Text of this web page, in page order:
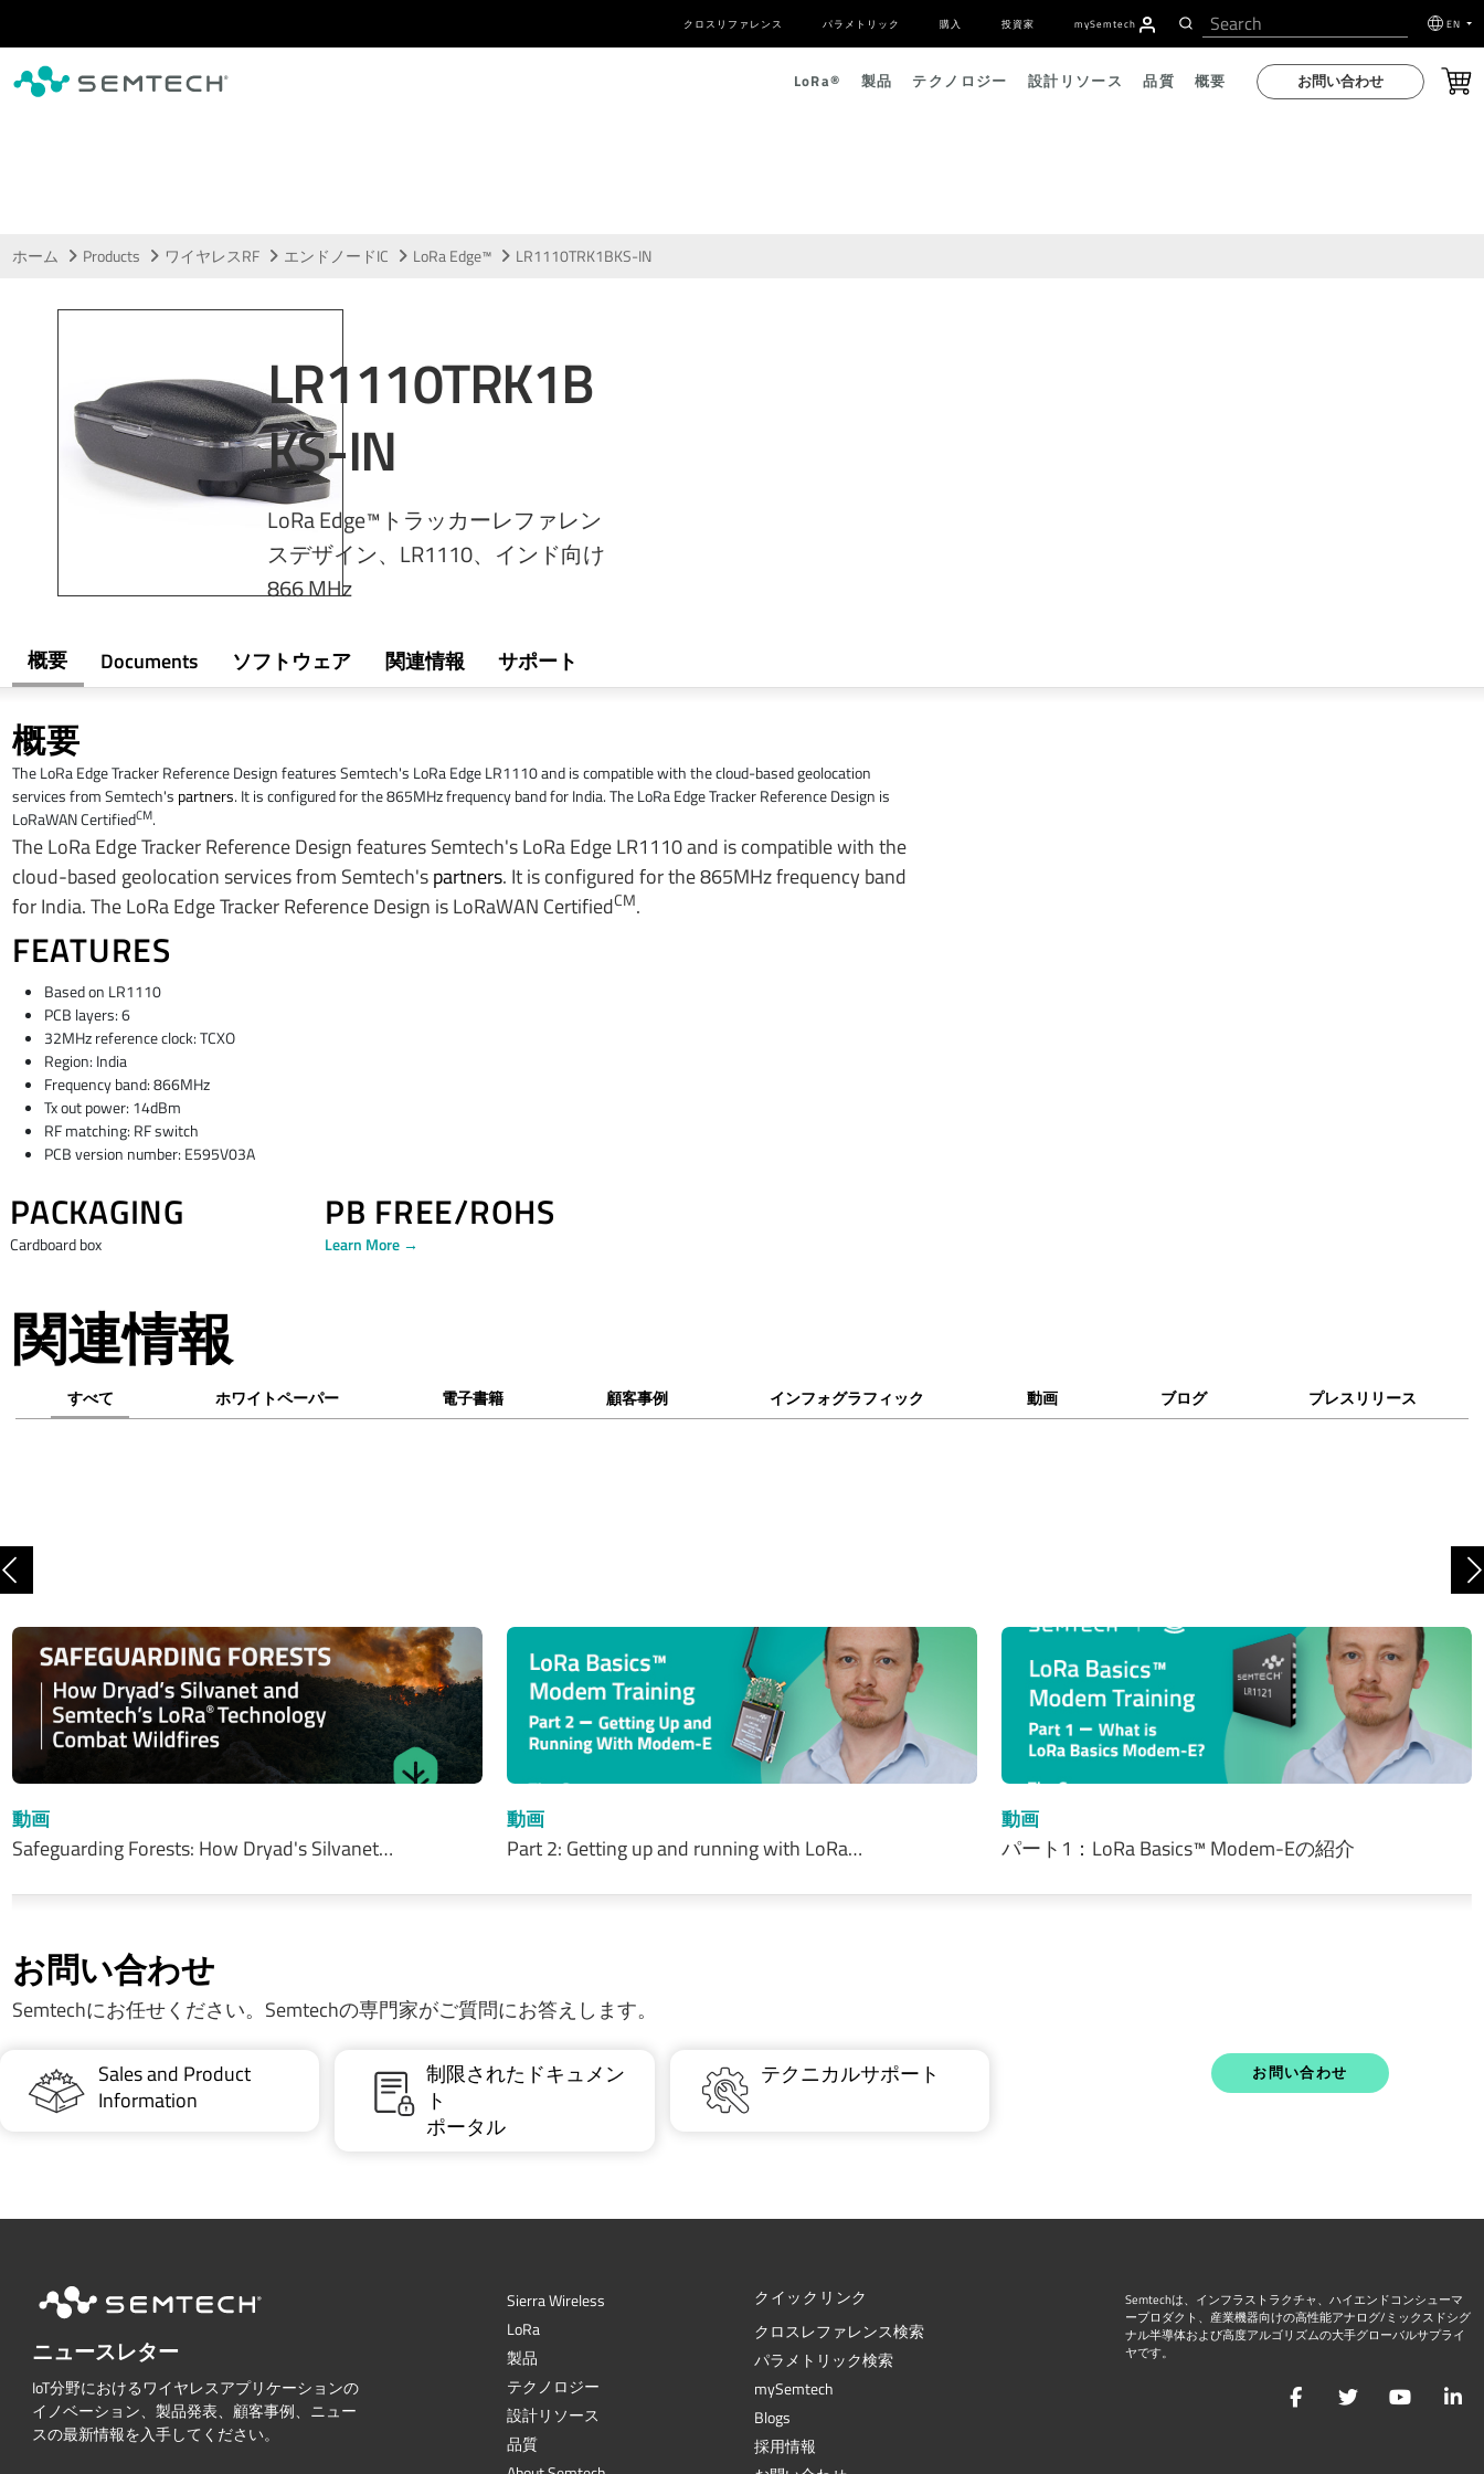
クロスリファレンス パラメトリック 購入 投資家 mySemtech EN
LoRa® 製品 テクノロジー 設計リソース 品質 概要 お問い合わせ
ホーム Products ワイヤレスRF エンドノードIC LoRa Edge™ LR1110TRK1BKS-IN
LR1110TRK1B
KS-IN
LoRa Edge™トラッカーレファレン
スデザイン、LR1110、インド向け
866 MHz
概要 Documents ソフトウェア 関連情報 サポート
概要
The LoRa Edge Tracker Reference Design features Semtech's LoRa Edge LR1110 and is compatible with the cloud-based geolocation
services from Semtech's partners. It is configured for the 865MHz frequency band for India. The LoRa Edge Tracker Reference Design is
LoRaWAN CertifiedCM.
The LoRa Edge Tracker Reference Design features Semtech's LoRa Edge LR1110 and is compatible with the
cloud-based geolocation services from Semtech'spartners. It is configured for the 865MHz frequency band
for India. The LoRa Edge Tracker Reference Design is LoRaWAN CertifiedCM.
FEATURES
Based on LR1110
PCB layers: 6
32MHz reference clock: TCXO
Region: India
Frequency band: 866MHz
Tx out power: 14dBm
RF matching: RF switch
PCB version number: E595V03A
PACKAGING
Cardboard box
PB FREE/ROHS
Learn More →
関連情報
すべて ホワイトペーパー 電子書籍 顧客事例 インフォグラフィック 動画 ブログ プレスリリース
動画
Safeguarding Forests: How Dryad's Silvanet…
動画
Part 2: Getting up and running with LoRa…
動画
パート1：LoRa Basics™ Modem-Eの紹介
前へ
お問い合わせ
Semtechにお任せください。Semtechの専門家がご質問にお答えします。
Sales and Product
Information
制限されたドキュメン
ト
ポータル
テクニカルサポート お問い合わせ
ニュースレター
IoT分野におけるワイヤレスアプリケーションの
イノベーション、製品発表、顧客事例、ニュー
スの最新情報を入手してください。
Sierra Wireless
LoRa
製品
テクノロジー
設計リソース
品質
クイックリンク
クロスレファレンス検索
パラメトリック検索
mySemtech
Blogs
採用情報
Semtechは、インフラストラクチャ、ハイエンドコンシューマ
ープロダクト、産業機器向けの高性能アナログ/ミックスドシグ
ナル半導体および高度アルゴリズムの大手グローバルサプライ
ヤです。
FacebookTwitter